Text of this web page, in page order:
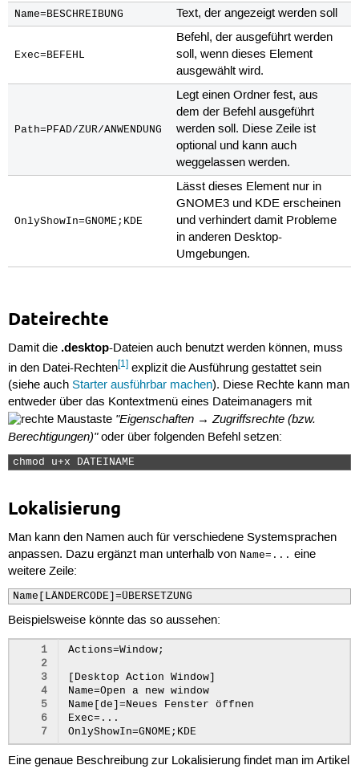
Name=BESCHREIBUNG Text, der angezeigt werden soll
Exec=BEFEHL
Befehl, der ausgeführt werden
soll, wenn dieses Element
ausgewählt wird.
Path=PFAD/ZUR/ANWENDUNG
Legt einen Ordner fest, aus
dem der Befehl ausgeführt
werden soll. Diese Zeile ist
optional und kann auch
weggelassen werden.
OnlyShowIn=GNOME;KDE
Lässt dieses Element nur in
GNOME3 und KDE erscheinen
und verhindert damit Probleme
in anderen Desktop-
Umgebungen.
Dateirechte
Damit die .desktop-Dateien auch benutzt werden können, muss
in den Datei-Rechten[1]explizit die Ausführung gestattet sein
(siehe auch Starter ausführbar machen). Diese Rechte kann man
entweder über das Kontextmenü eines Dateimanagers mit
"Eigenschaften → Zugriffsrechte (bzw.
Berechtigungen)"oder über folgenden Befehl setzen:
chmod u+x DATEINAME
Lokalisierung
Man kann den Namen auch für verschiedene Systemsprachen
anpassen. Dazu ergänzt man unterhalb von Name=... eine
weitere Zeile:
Name[LÄNDERCODE]=ÜBERSETZUNG
Beispielsweise könnte das so aussehen:
1
2
3
4
5
6
7
Actions=Window;
[Desktop Action Window]
Name=Open a new window
Name[de]=Neues Fenster öffnen
Exec=...
Eine genaue Beschreibung zur Lokalisierung findet man im Artikel